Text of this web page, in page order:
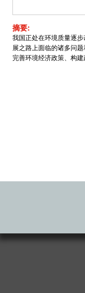
摘要:
我国正处在环境质量逐
展之路上面临的诸多问
完善环境经济政策、构